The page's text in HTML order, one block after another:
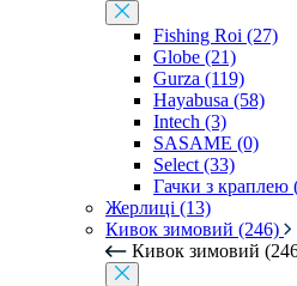
Fishing Roi (27)
Globe (21)
Gurza (119)
Hayabusa (58)
Intech (3)
SASAME (0)
Select (33)
Гачки з краплею
Жерлиці (13)
Кивок зимовий (246)
Кивок зимовий